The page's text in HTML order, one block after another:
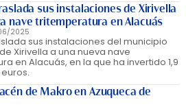
sus instalaciones de Xirivella
nave tritemperatura en Alacuás
2025
sus instalaciones del municipio
Xirivella a una nueva nave
en Alacuás, en la que ha invertido 1,9
de Makro en Azuqueca de